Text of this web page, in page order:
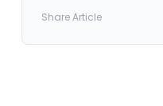
Share Article